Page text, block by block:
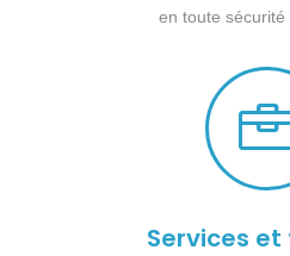
en toute sécurité
Services